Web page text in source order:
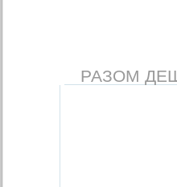
РАЗОМ